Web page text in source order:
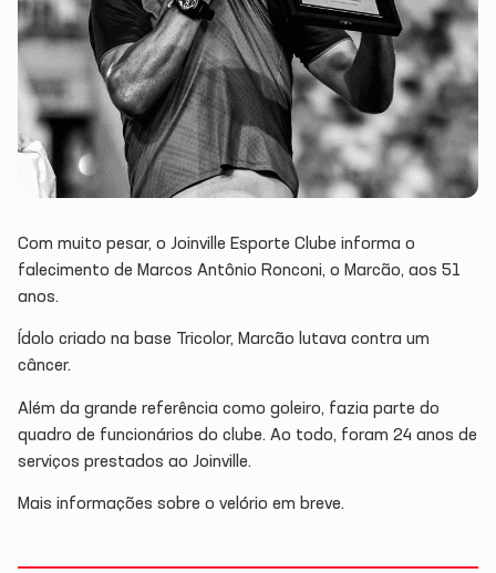
Com muito pesar, o Joinville Esporte Clube informa o
falecimento de Marcos Antônio Ronconi, o Marcão, aos 51
anos.
Ídolo criado na base Tricolor, Marcão lutava contra um
câncer.
Além da grande referência como goleiro, fazia parte do
quadro de funcionários do clube. Ao todo, foram 24 anos de
serviços prestados ao Joinville.
Mais informações sobre o velório em breve.